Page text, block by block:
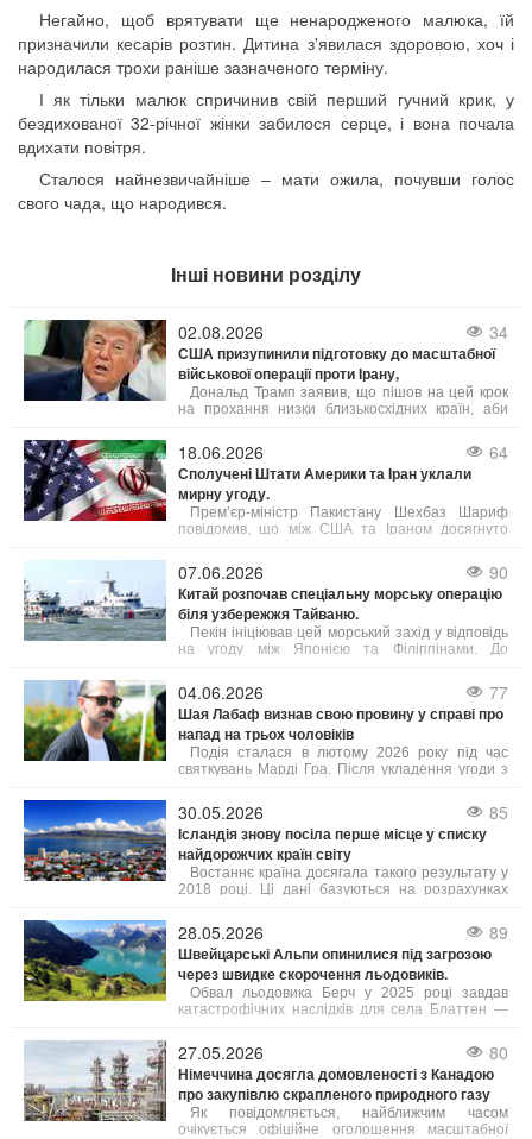
Негайно, щоб врятувати ще ненародженого малюка, їй
призначили кесарів розтин. Дитина з'явилася здоровою, хоч і
народилася трохи раніше зазначеного терміну.
І як тільки малюк спричинив свій перший гучний крик, у
бездихованої 32-річної жінки забилося серце, і вона почала
вдихати повітря.
Сталося найнезвичайніше – мати ожила, почувши голос
свого чада, що народився.
Інші новини розділу
02.08.2026 34
США призупинили підготовку до масштабної
військової операції проти Ірану,
Дональд Трамп заявив, що пішов на цей крок
на прохання низки близькосхідних країн, аби
готовність США до безпрецедентного силового
тиску, пріоритетом було обрано укладення
угоди, яка б гарантувала безпеку судноплавства
в Ормузькій протоці та ліквідацію ядерної
загрози з боку Тегерана. Ізраїль, за словами
Трампа, підтримує такий підхід.
18.06.2026 64
Сполучені Штати Америки та Іран уклали
мирну угоду.
Прем’єр-міністр Пакистану Шехбаз Шариф
повідомив, що між США та Іраном досягнуто
07.06.2026 90
Китай розпочав спеціальну морську операцію
біля узбережжя Тайваню.
Пекін ініціював цей морський захід у відповідь
на угоду між Японією та Філіппінами. До
провінцій, а також китайська берегова охорона.
04.06.2026 77
Шая Лабаф визнав свою провину у справі про
напад на трьох чоловіків
Подія сталася в лютому 2026 року під час
святкувань Марді Гра. Після укладення угоди з
випробувального терміну. Крім цього, актор має
пройти курс лікування від алкогольної
залежності, тренінги з контролю над гнівом та
навчання толерантності. У разі невиконання
цих умов йому загрожує півроку ув’язнення.
30.05.2026 85
Ісландія знову посіла перше місце у списку
найдорожчих країн світу
Востаннє країна досягала такого результату у
2018 році. Ці дані базуються на розрахунках
від Eurostat та Центрального банку Ісландії, як
повідомляє Bloomberg. Рівень цін в Ісландії, яку
часто називають "країною льоду та вогню",
зараз приблизно на 3% вищий, ніж у Швейцарії.
28.05.2026 89
Швейцарські Альпи опинилися під загрозою
через швидке скорочення льодовиків.
Обвал льодовика Берч у 2025 році завдав
катастрофічних наслідків для села Блаттен —
27.05.2026 80
Німеччина досягла домовленості з Канадою
про закупівлю скрапленого природного газу
Як повідомляється, найближчим часом
очікується офіційне оголошення масштабної